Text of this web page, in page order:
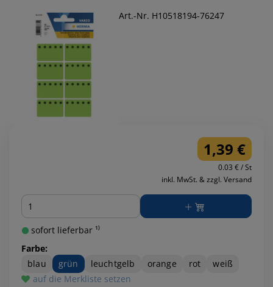
Art.-Nr. H10518194-76247
1,39 €
0.03 € / St
inkl. MwSt. & zzgl. Versand
Menge
sofort lieferbar ¹⁾
Farbe:
blau
grün leuchtgelb orange rot
weiß
auf die Merkliste setzen